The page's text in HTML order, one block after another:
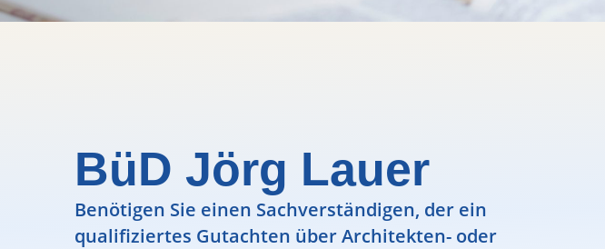
BüD Jörg Lauer
Benötigen Sie einen Sachverständigen, der ein
qualifiziertes Gutachten über Architekten- oder